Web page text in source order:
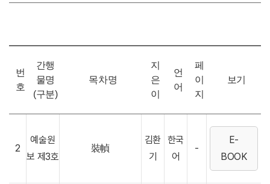
번
호
간행
물명
(구분)
목차명
지
은
이
언
어
페
이
지
보기
2
예술원
보 제3호
裝幀
김환
기
한국
어
-
E-
BOOK